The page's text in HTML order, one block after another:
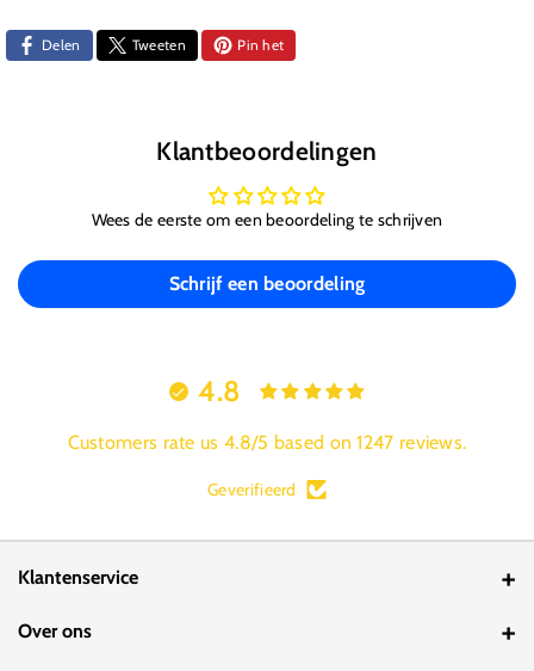
Delen Tweeten Pin het
Klantbeoordelingen
Wees de eerste om een beoordeling te schrijven
Schrijf een beoordeling
4.8
Customers rate us 4.8/5 based on 1247 reviews.
Geverifieerd
Klantenservice
Contact
Over ons